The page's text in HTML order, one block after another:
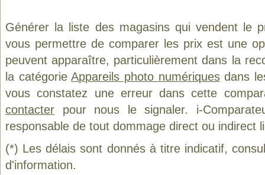
Générer la liste des magasins qui vendent le
vous permettre de comparer les prix est une
peuvent apparaître, particulièrement dans la
la catégorieAppareils photo numériquesdans
vous constatez une erreur dans cette
contacter pour nous le signaler. i-
responsable de tout dommage direct ou indirect
(*) Les délais sont donnés à titre indicatif,
d'information.